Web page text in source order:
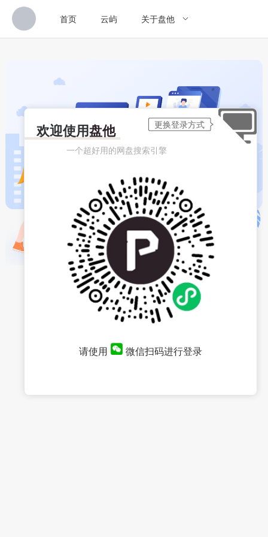
首页 云屿 关于盘他
欢迎使用盘他
一个超好用的网盘搜索引擎
请使用 微信扫码进行登录